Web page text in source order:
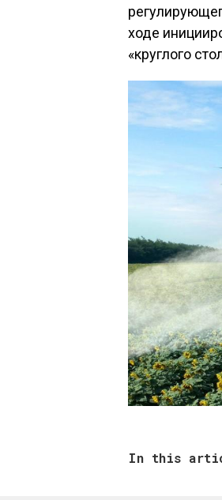
ходе
«круглого
In this